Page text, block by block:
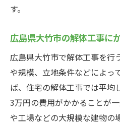
す。
広島県大竹市の解体工事に
広島県大竹市で解体工事を行
や規模、立地条件などによっ
ば、住宅の解体工事では平均
3万円の費用がかかることが
や工場などの大規模な建物の